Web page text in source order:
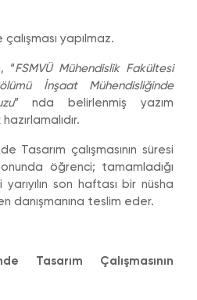
yapılmaz.
“FSMVÜ Mühendislik Fakültesi
İnşaat Mühendisliğinde
” nda belirlenmiş yazım
Tasarım çalışmasının süresi
öğrenci; tamamladığı
yarıyılın son haftası bir nüsha
danışmanına teslim eder.
Tasarım Çalışmasının